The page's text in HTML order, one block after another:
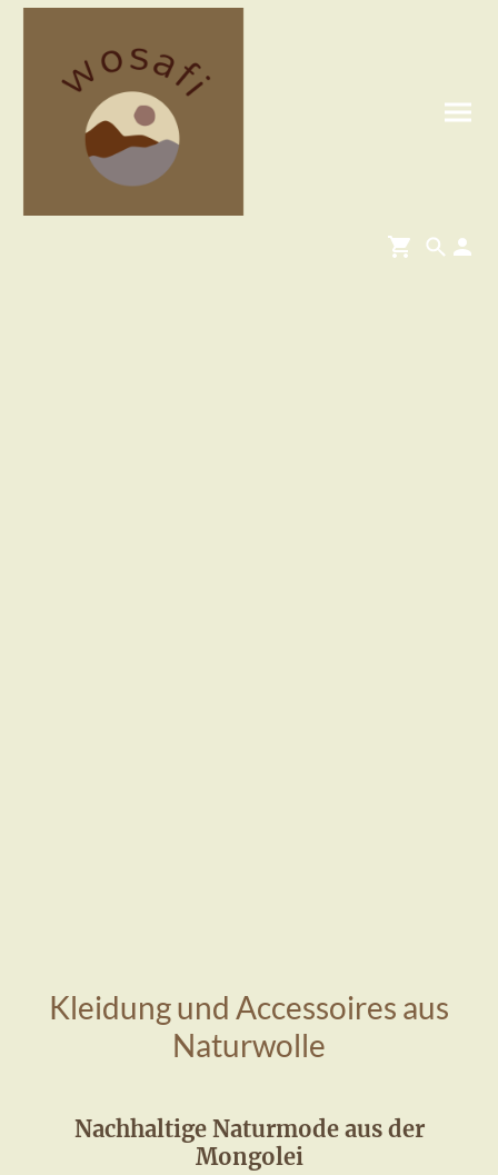
Kleidung und Accessoires aus
Naturwolle
Nachhaltige Naturmode aus der
Mongolei